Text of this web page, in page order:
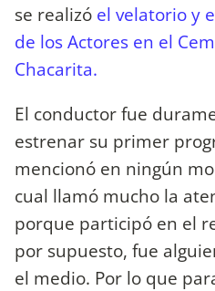
se realizó el velatorio y
de los Actores en el
Chacarita.
El conductor fue
estrenar su primer
mencionó en ningún
cual llamó mucho la
porque participó en el
por supuesto, fue
el medio. Por lo que